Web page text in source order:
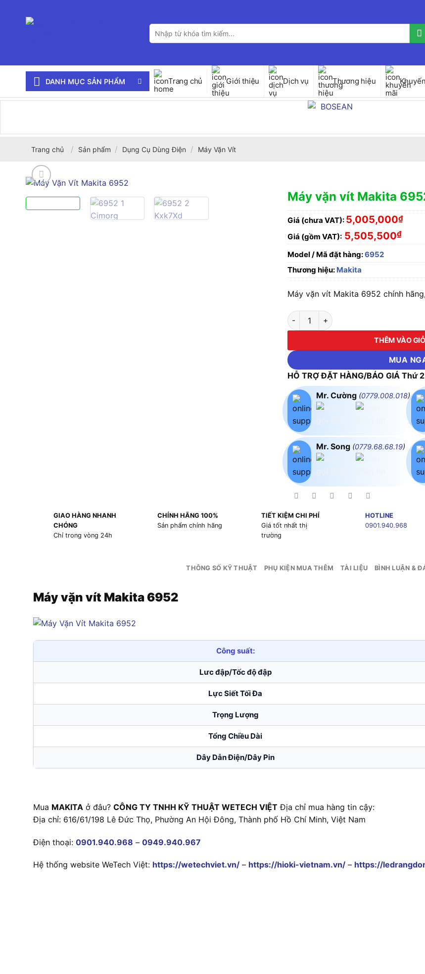
Tìm
kiếm:
DANH MỤC SẢN PHẨM Trang chủ Giới thiệu Dịch vụ Thương hiệu
Trang chủ / Sản phẩm / Dụng Cụ Dùng Điện / Máy Vặn Vít
Máy vặn vít Makita
Giá (chưa VAT): 5,005,000₫
Giá (gồm VAT): 5,505,500₫
Model / Mã đặt hàng:6952
Thương hiệu: Makita
Máy vặn vít Makita 6952 chính
Máy vặn vít Makita 6952 số lượng
THÊM VÀO
MUA
HỖ TRỢ ĐẶT HÀNG/BÁO GIÁ
Mr. Cường (0779.008.018)
Mr. Song (0779.68.68.19)
GIAO HÀNG NHANH
CHÓNG
Chỉ trong vòng 24h
CHÍNH HÃNG 100%
Sản phẩm chính hãng
TIẾT KIỆM CHI PHÍ
Giá tốt nhất thị
trường
HOTLINE
0901.940.968
THÔNG SỐ KỸ THUẬT PHỤ KIỆN MUA THÊM TÀI LIỆU BÌNH LUẬN &
Máy vặn vít Makita 6952
Công suất:
Lưc đập/Tốc độ đập
Lực Siết Tối Đa
Trọng Lượng
Tổng Chiều Dài
Dây Dẫn Điện/Dây Pin
Mua MAKITA ở đâu? CÔNG TY TNHH KỸ THUẬT WETECH VIỆT Địa chỉ mua hàng tin cậy:
Địa chỉ: 616/61/198 Lê Đức Thọ, Phường An Hội Đông, Thành phố Hồ Chí Minh, Việt Nam
Điện thoại: 0901.940.968 – 0949.940.967
Hệ thống website WeTech Việt: https://wetechviet.vn/ – https://hioki-vietnam.vn/ – https://